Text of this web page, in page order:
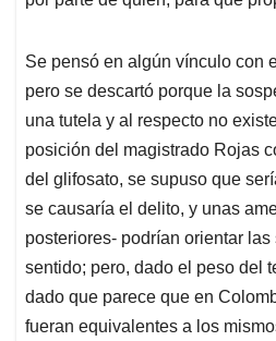
Se pensó en algún vínculo con
pero se descartó porque la
una tutela y al respecto no
posición del magistrado Rojas
del glifosato, se supuso que
se causaría el delito, y unas
posteriores- podrían orientar
sentido; pero, dado el peso del
dado que parece que en
fueran equivalentes a los